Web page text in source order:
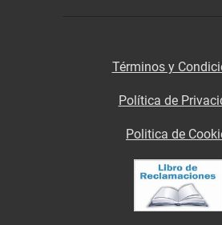
Términos y
Política de
Politica de